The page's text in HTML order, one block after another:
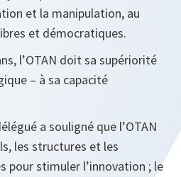
et la manipulation, au
et démocratiques.
l’OTAN doit sa supériorité
– à sa capacité
a souligné que l’OTAN
les structures et les
pour stimuler l’innovation ; le